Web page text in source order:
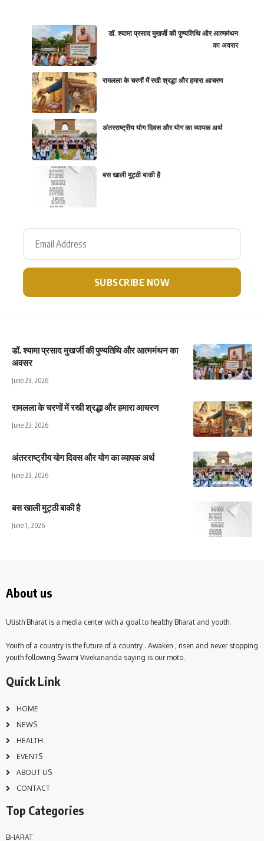
डॉ. श्यामा प्रसाद मुखर्जी की पुण्यतिथि और आत्ममंथन
का अवसर
रामलला के चरणों में रखी श्रद्धा और हमारा आचरण
अंतरराष्ट्रीय योग दिवस और योग का व्यापक अर्थ
बस खाली मुट्ठी बाकी है
डॉ. श्यामा प्रसाद मुखर्जी की पुण्यतिथि और आत्ममंथन का
अवसर
June 23, 2026
रामलला के चरणों में रखी श्रद्धा और हमारा आचरण
June 23, 2026
अंतरराष्ट्रीय योग दिवस और योग का व्यापक अर्थ
June 23, 2026
बस खाली मुट्ठी बाकी है
June 1, 2026
About us
Utisth Bharat is a media center with a goal to healthy Bharat and youth.
Youth of a country is the future of a country . Awaken , risen and never stopping
youth following Swami Vivekananda saying is our moto.
Quick Link
HOME
NEWS
HEALTH
EVENTS
ABOUT US
CONTACT
Top Categories
BHARAT